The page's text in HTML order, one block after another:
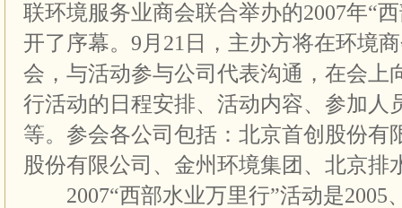
联环境服务业商会联合举办的2007年“
开了序幕。9月21日，主办方将在环境
会，与活动参与公司代表沟通，在会上
行活动的日程安排、活动内容、参加人
等。参会各公司包括：北京首创股份有
股份有限公司、金州环境集团、北京排
2007“西部水业万里行”活动是2005